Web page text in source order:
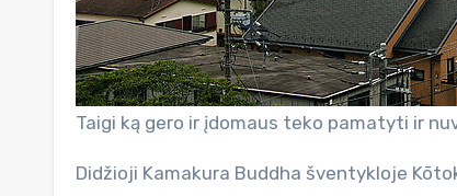
Taigi ką gero ir įdomaus teko pamatyti ir
Didžioji Kamakura Buddha šventykloje